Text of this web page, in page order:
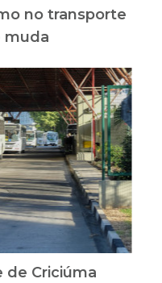
no transporte
muda
de Criciúma